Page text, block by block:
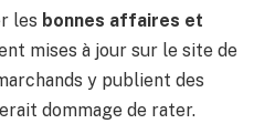
les bonnes affaires et
mises à jour sur le site de
y publient des
dommage de rater.